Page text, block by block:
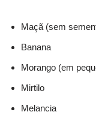
Maçã (sem
Banana
Morango (em
Mirtilo
Melancia